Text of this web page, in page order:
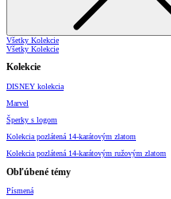
Všetky Kolekcie
Všetky Kolekcie
Kolekcie
DISNEY kolekcia
Marvel
Šperky s logom
Kolekcia pozlátená 14-karátovým zlatom
Kolekcia pozlátená 14-karátovým ružovým zlatom
Obľúbené témy
Písmená